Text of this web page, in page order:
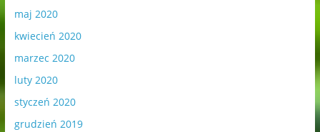
maj 2020
kwiecień 2020
marzec 2020
luty 2020
styczeń 2020
grudzień 2019